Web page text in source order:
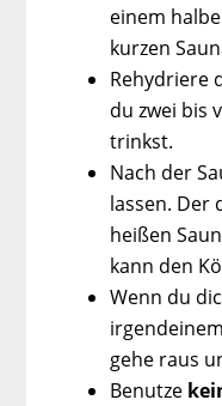
einem
kurzen
Rehydriere
du zwei bis
trinkst.
Nach der
lassen. Der
heißen
kann den
Wenn du
gehe raus
Benutze